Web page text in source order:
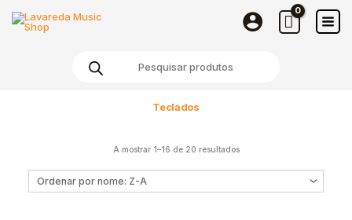
Teclados
A mostrar 1–16 de 20 resultados